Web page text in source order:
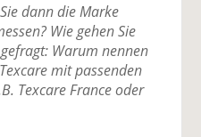
dann die Marke
Wie gehen Sie
Warum nennen
mit passenden
Texcare France oder